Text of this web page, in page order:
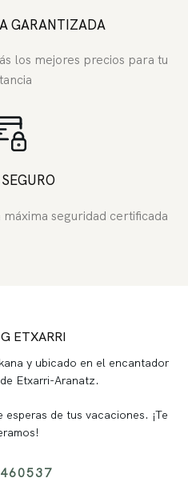
GARANTIZADA
los mejores precios para tu
seguridad certificada
ETXARRI
y ubicado en el encantador
Etxarri-Aranatz.
de tus vacaciones. ¡Te